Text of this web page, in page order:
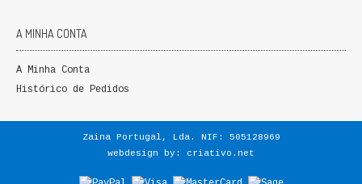
A MINHA CONTA
A Minha Conta
Histórico de Pedidos
Zaina Portugal, Lda. NIF: 505128969
webdesign by: criativo.net